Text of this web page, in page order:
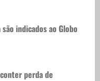
indicados ao Globo
perda de